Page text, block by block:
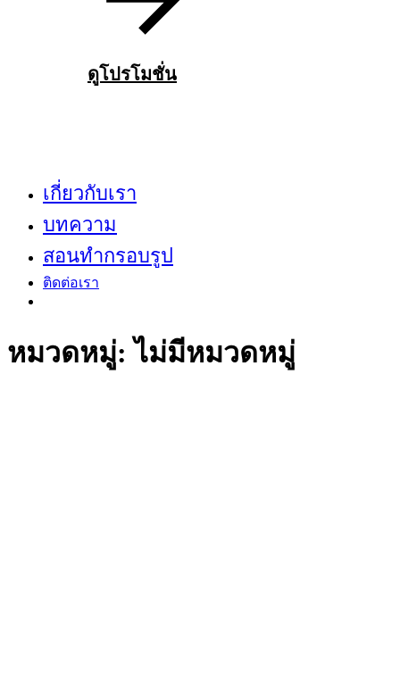
ดูโปรโมชั่น
เกี่ยวกับเรา
บทความ
สอนทำกรอบรูป
ติดต่อเรา
หมวดหมู่:ไม่มีหมวดหมู่